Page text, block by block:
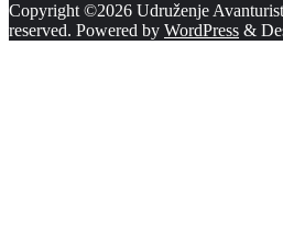
Copyright ©2026 Udruženje
reserved. Powered by WordPress &